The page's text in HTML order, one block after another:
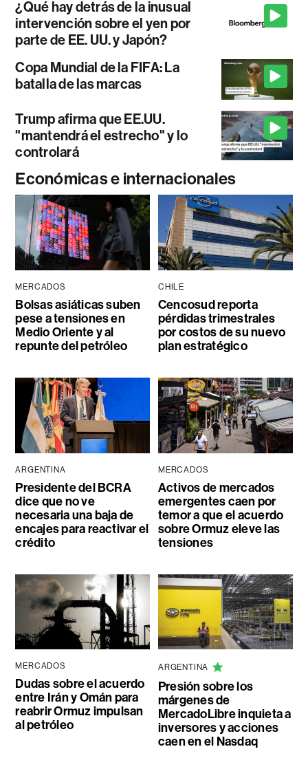
¿Qué hay detrás de la inusual
intervención sobre el yen por
parte de EE. UU. y Japón?
Copa Mundial de la FIFA: La
batalla de las marcas
Trump afirma que EE.UU.
"mantendrá el estrecho" y lo
controlará
Económicas e internacionales
MERCADOS
Bolsas asiáticas suben
pese a tensiones en
Medio Oriente y al
repunte del petróleo
CHILE
Cencosud reporta
pérdidas trimestrales
por costos de su nuevo
plan estratégico
ARGENTINA
Presidente del BCRA
dice que no ve
necesaria una baja de
encajes para reactivar el
crédito
MERCADOS
Activos de mercados
emergentes caen por
temor a que el acuerdo
sobre Ormuz eleve las
tensiones
MERCADOS
Dudas sobre el acuerdo
entre Irán y Omán para
reabrir Ormuz impulsan
al petróleo
ARGENTINA
Presión sobre los
márgenes de
MercadoLibre inquieta a
inversores y acciones
caen en el Nasdaq